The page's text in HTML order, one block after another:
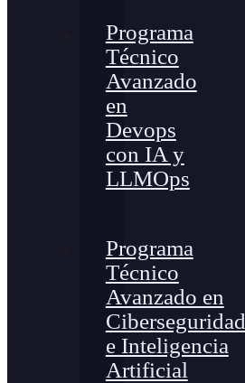
Programa
Técnico
Avanzado
en
Devops
con IA y
LLMOps
Programa
Técnico
Avanzado en
Ciberseguridad
e Inteligencia
Artificial